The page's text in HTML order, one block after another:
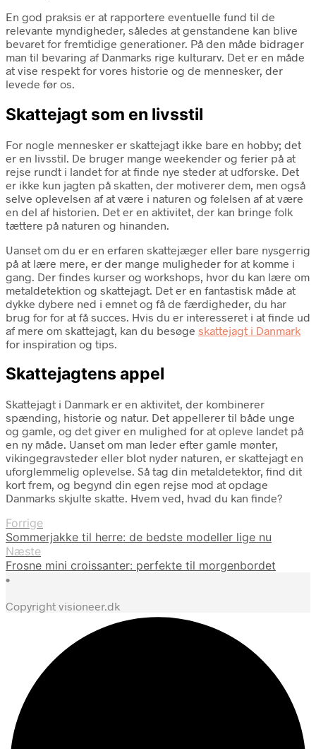
En god praksis er at rapportere eventuelle fund til de
relevante myndigheder, således at genstandene kan blive
bevaret for fremtidige generationer. På den måde bidrager
man til bevaring af Danmarks rige kulturarv. Det er en måde
at vise respekt for vores historie og de mennesker, der
levede før os.
Skattejagt som en livsstil
For nogle mennesker er skattejagt ikke bare en hobby; det
er en livsstil. De bruger mange weekender og ferier på at
rejse rundt i landet for at finde nye steder at udforske. Det
er ikke kun jagten på skatten, der motiverer dem, men også
selve oplevelsen af at være i naturen og følelsen af at være
en del af historien. Det er en aktivitet, der kan bringe folk
tættere på naturen og hinanden.
Uanset om du er en erfaren skattejæger eller bare nysgerrig
på at lære mere, er der mange muligheder for at komme i
gang. Der findes kurser og workshops, hvor du kan lære om
metaldetektion og skattejagt. Det er en fantastisk måde at
dykke dybere ned i emnet og få de færdigheder, du har
brug for for at få succes. Hvis du er interesseret i at finde ud
af mere om skattejagt, kan du besøge skattejagt i Danmark
for inspiration og tips.
Skattejagtens appel
Skattejagt i Danmark er en aktivitet, der kombinerer
spænding, historie og natur. Det appellerer til både unge
og gamle, og det giver en mulighed for at opleve landet på
en ny måde. Uanset om man leder efter gamle mønter,
vikingegravsteder eller blot nyder naturen, er skattejagt en
uforglemmelig oplevelse. Så tag din metaldetektor, find dit
kort frem, og begynd din egen rejse mod at opdage
Danmarks skjulte skatte. Hvem ved, hvad du kan finde?
Forrige
Sommerjakke til herre: de bedste modeller lige nu
Næste
Frosne mini croissanter: perfekte til morgenbordet
•
Copyright visioneer.dk